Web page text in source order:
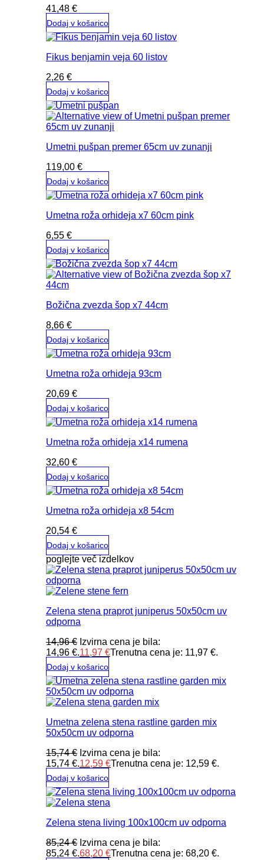
41,48 €
Dodaj v košarico
Fikus benjamin veja 60 listov
2,26 €
Dodaj v košarico
Umetni pušpan premer 65cm uv zunanji
119,00 €
Dodaj v košarico
Umetna roža orhideja x7 60cm pink
6,55 €
Dodaj v košarico
Božična zvezda šop x7 44cm
8,66 €
Dodaj v košarico
Umetna roža orhideja 93cm
20,69 €
Dodaj v košarico
Umetna roža orhideja x14 rumena
32,60 €
Dodaj v košarico
Umetna roža orhideja x8 54cm
20,54 €
Dodaj v košarico
poglejte več izdelkov
Zelena stena praprot juniperus 50x50cm uv
odporna
14,96€ Izvirna cena je bila:
14,96 €.11,97 €Trenutna cena je: 11,97 €.
Dodaj v košarico
Umetna zelena stena rastline garden mix
50x50cm uv odporna
15,74€ Izvirna cena je bila:
15,74 €.12,59 €Trenutna cena je: 12,59 €.
Dodaj v košarico
Zelena stena living 100x100cm uv odporna
85,24€ Izvirna cena je bila:
85,24 €.68,20 €Trenutna cena je: 68,20 €.